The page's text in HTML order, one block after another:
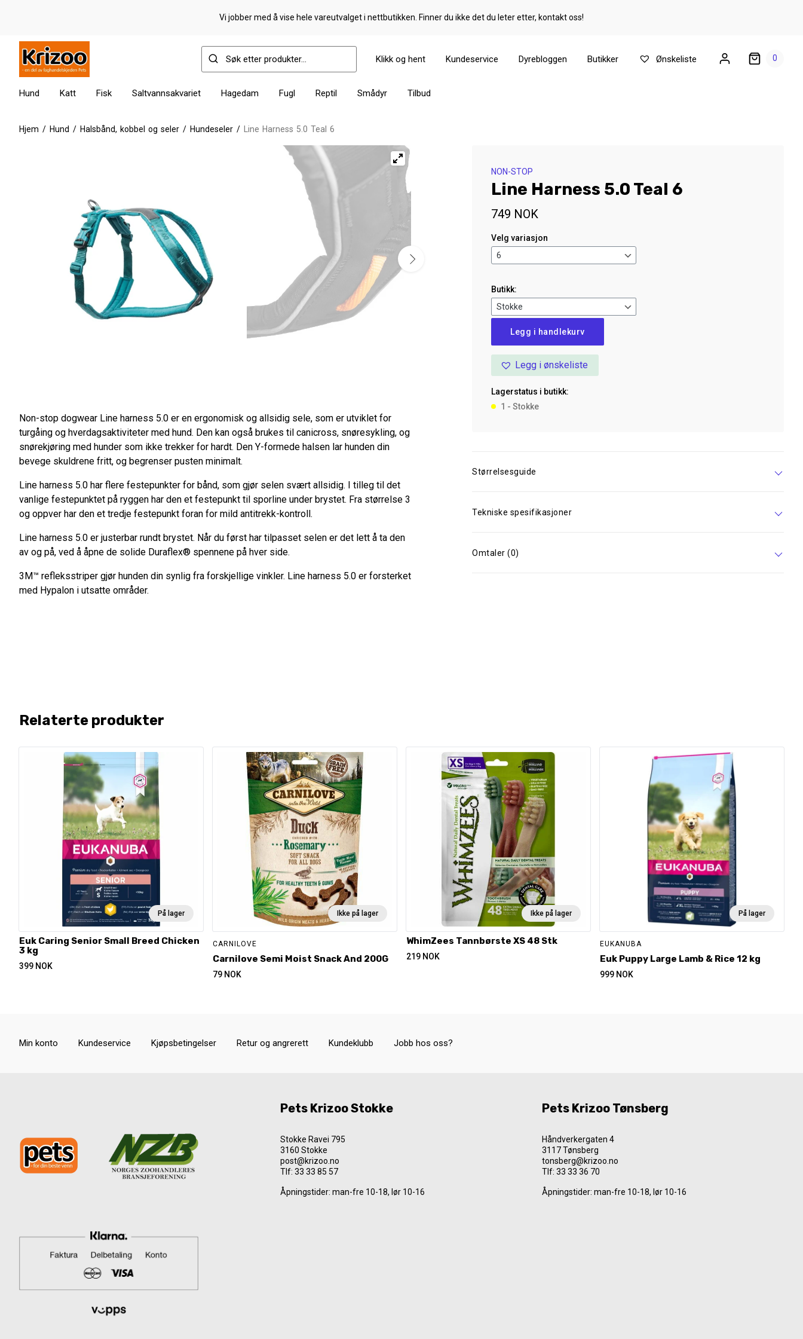
Vi jobber med å vise hele vareutvalget i nettbutikken. Finner du ikke det du leter etter, kontakt oss!
0
Klikk og hent Kundeservice Dyrebloggen Butikker Ønskeliste
Hund Katt Fisk Saltvannsakvariet Hagedam Fugl Reptil Smådyr Tilbud
Hjem / Hund / Halsbånd, kobbel og seler / Hundeseler / Line Harness 5.0 Teal 6
NON-STOP
Line Harness 5.0 Teal 6
749 NOK
Velg variasjon
Butikk:
Harness
5.0
Teal
antall
Legg i handlekurv
Legg i ønskeliste
Lagerstatus i butikk:
1 - Stokke
Størrelsesguide
Tekniske spesifikasjoner
Omtaler (0)
Non-stop dogwear Line harness 5.0 er en ergonomisk og allsidig sele, som er utviklet for
turgåing og hverdagsaktiviteter med hund. Den kan også brukes til canicross, snøresykling, og
snørekjøring med hunder som ikke trekker for hardt. Den Y-formede halsen lar hunden din
bevege skuldrene fritt, og begrenser pusten minimalt.
Line harness 5.0 har flere festepunkter for bånd, som gjør selen svært allsidig. I tilleg til det
vanlige festepunktet på ryggen har den et festepunkt til sporline under brystet. Fra størrelse 3
og oppver har den et tredje festepunkt foran for mild antitrekk-kontroll.
Line harness 5.0 er justerbar rundt brystet. Når du først har tilpasset selen er det lett å ta den
av og på, ved å åpne de solide Duraflex® spennene på hver side.
3M™ refleksstriper gjør hunden din synlig fra forskjellige vinkler. Line harness 5.0 er forsterket
med Hypalon i utsatte områder.
Relaterte produkter
På lager
Euk Caring Senior Small Breed Chicken
3 kg
399 NOK
Ikke på lager
CARNILOVE
Carnilove Semi Moist Snack And 200G
79 NOK
Ikke på lager
WhimZees Tannbørste XS 48 Stk
219 NOK
På lager
EUKANUBA
Euk Puppy Large Lamb & Rice 12 kg
999 NOK
Min konto Kundeservice Kjøpsbetingelser Retur og angrerett Kundeklubb Jobb hos oss?
Pets Krizoo Stokke
Stokke Ravei 795
3160 Stokke
post@krizoo.no
Tlf:33 33 85 57
Åpningstider: man-fre 10-18, lør 10-16
Pets Krizoo Tønsberg
Håndverkergaten 4
3117 Tønsberg
tonsberg@krizoo.no
Tlf: 33 33 36 70
Åpningstider: man-fre 10-18, lør 10-16